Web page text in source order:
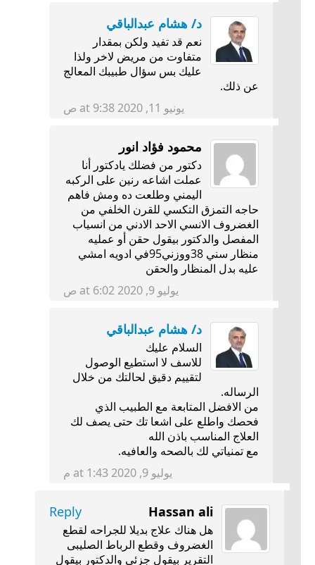
د/ هشام عبدالباقي
نعم قد تفيد ولكن بمقدار
متفاوت من مريض لاخر ولذا
عليك بس سؤال طبيبك المعالج
عن ذلك.
يونيو 11, 2020 at 9:38 ص
محمود فؤاد انور
دكتور من فضلك يادكتور أنا
عملت اشاعه رنين على الركبه
اليمني وطلعت ده ومش فاهم
حاجه التمزق التكسي للقرن الخلفي من
الغضروف الانسي الاحد الادني من انسياب
المفصل والدكتور بيقول حقن أو عمليه
منظار سني 38ووزني95في ادويه امشي
عليه بدل المنظار والحقن
يوليو 9, 2020 at 6:02 ص
د/ هشام عبدالباقي
السلام عليك
للاسف لا استطيع الوصول
لتقييم دقيق لحالتك من خلال
الرساله.
من الافضل المتابعة مع الطبيب الذي
فحصك واطلع على اشعا تك حتى يصف لك
العلاج المناسب باذن الله
مع تمنياتي لك بالصحه والعافيه.
يوليو 9, 2020 at 1:43 م
Hassan ali
Reply
هل هناك علاج بديلا للجراحه لقطع
الغضروف وقطع الرباط الصليبى
التقرير بيقول جزئي والدكتور بيقول